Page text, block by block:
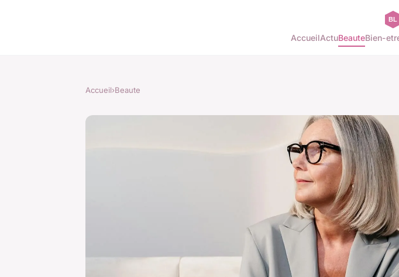
AccueilActuBeauteBien-
Accueil›Beaute